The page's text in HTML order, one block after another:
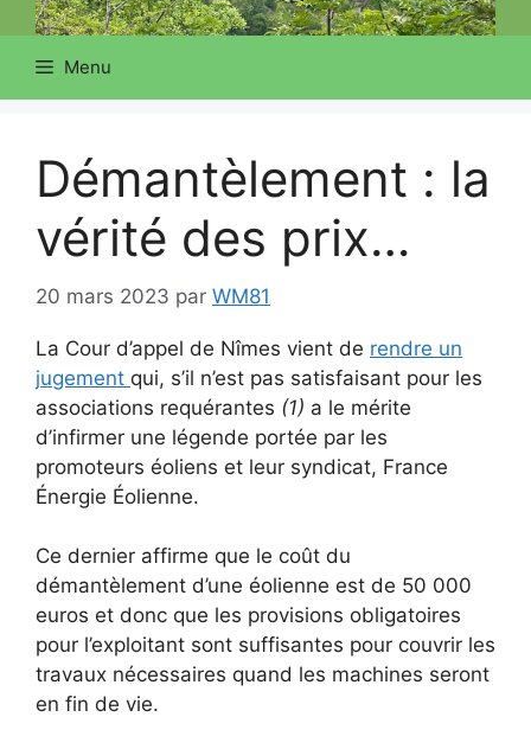
Menu
Démantèlement : la
vérité des prix…
20 mars 2023 par WM81
La Cour d’appel de Nîmes vient de rendre un
jugement qui, s’il n’est pas satisfaisant pour les
associations requérantes (1) a le mérite
d’infirmer une légende portée par les
promoteurs éoliens et leur syndicat, France
Énergie Éolienne.
Ce dernier affirme que le coût du
démantèlement d’une éolienne est de 50 000
euros et donc que les provisions obligatoires
pour l’exploitant sont suffisantes pour couvrir les
travaux nécessaires quand les machines seront
en fin de vie.